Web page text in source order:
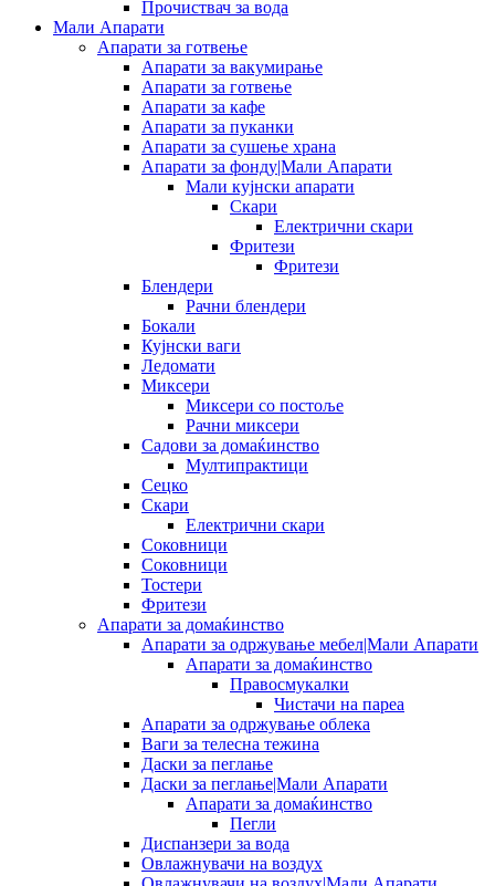
Прочиствач за вода
Мали Апарати
Апарати за готвење
Апарати за вакумирање
Апарати за готвење
Апарати за кафе
Апарати за пуканки
Апарати за сушење храна
Апарати за фонду|Мали Апарати
Мали кујнски апарати
Скари
Електрични скари
Фритези
Фритези
Блендери
Рачни блендери
Бокали
Кујнски ваги
Ледомати
Миксери
Миксери со постоље
Рачни миксери
Садови за домаќинство
Мултипрактици
Сецко
Скари
Електрични скари
Соковници
Соковници
Тостери
Фритези
Апарати за домаќинство
Апарати за одржување мебел|Мали Апарати
Апарати за домаќинство
Правосмукалки
Чистачи на пареа
Апарати за одржување облека
Ваги за телесна тежина
Даски за пеглање
Даски за пеглање|Мали Апарати
Апарати за домаќинство
Пегли
Диспанзери за вода
Овлажнувачи на воздух